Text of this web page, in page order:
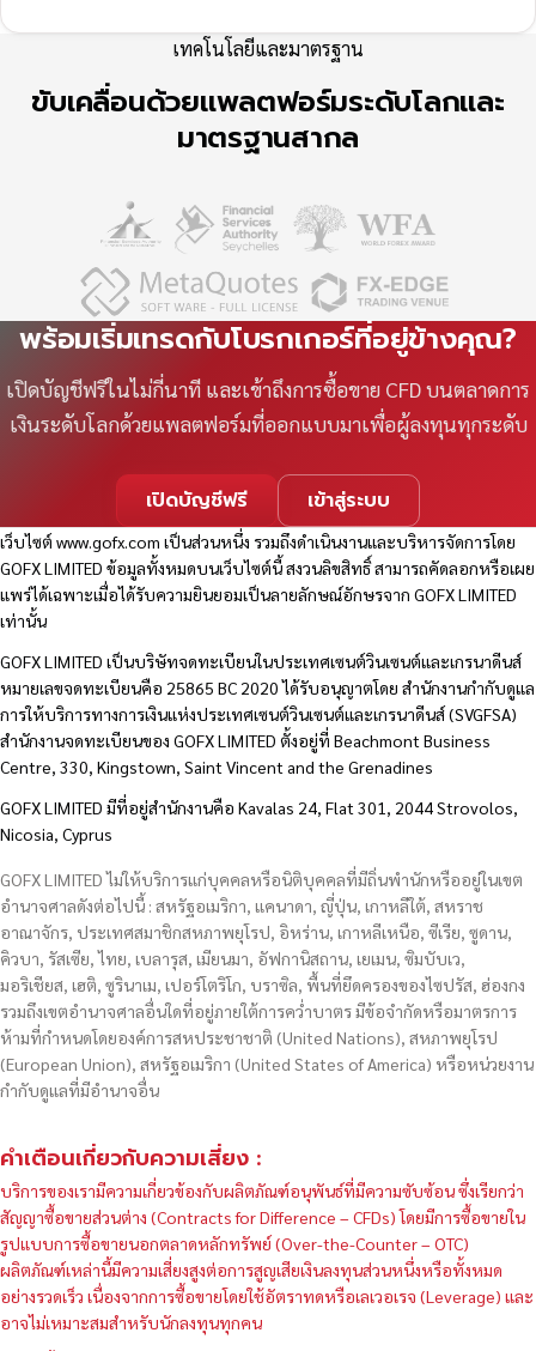
เทคโนโลยีและมาตรฐาน
ขับเคลื่อนด้วยแพลตฟอร์มระดับโลกและ
มาตรฐานสากล
พร้อมเริ่มเทรดกับโบรกเกอร์ที่อยู่ข้างคุณ?
เปิดบัญชีฟรีในไม่กี่นาที และเข้าถึงการซื้อขาย CFD บนตลาดการ
เงินระดับโลกด้วยแพลตฟอร์มที่ออกแบบมาเพื่อผู้ลงทุนทุกระดับ
เปิดบัญชีฟรี เข้าสู่ระบบ
เว็บไซต์www.gofx.com เป็นส่วนหนึ่ง รวมถึงดำเนินงานและบริหารจัดการโดย
GOFX LIMITED ข้อมูลทั้งหมดบนเว็บไซต์นี้ สงวนลิขสิทธิ์ สามารถคัดลอกหรือเผย
แพร่ได้เฉพาะเมื่อได้รับความยินยอมเป็นลายลักษณ์อักษรจาก GOFX LIMITED
เท่านั้น
GOFX LIMITED เป็นบริษัทจดทะเบียนในประเทศเซนต์วินเซนต์และเกรนาดีนส์
หมายเลขจดทะเบียนคือ 25865 BC 2020 ได้รับอนุญาตโดย สำนักงานกำกับดูแล
การให้บริการทางการเงินแห่งประเทศเซนต์วินเซนต์และเกรนาดีนส์ (SVGFSA)
สำนักงานจดทะเบียนของ GOFX LIMITED ตั้งอยู่ที่ Beachmont Business
Centre, 330, Kingstown, Saint Vincent and the Grenadines
GOFX LIMITED มีที่อยู่สำนักงานคือ Kavalas 24, Flat 301, 2044 Strovolos,
Nicosia, Cyprus
GOFX LIMITED ไม่ให้บริการแก่บุคคลหรือนิติบุคคลที่มีถิ่นพำนักหรืออยู่ในเขต
อำนาจศาลดังต่อไปนี้ : สหรัฐอเมริกา, แคนาดา, ญี่ปุ่น, เกาหลีใต้, สหราช
อาณาจักร, ประเทศสมาชิกสหภาพยุโรป, อิหร่าน, เกาหลีเหนือ, ซีเรีย, ซูดาน,
คิวบา, รัสเซีย, ไทย, เบลารุส, เมียนมา, อัฟกานิสถาน, เยเมน, ซิมบับเว,
มอริเชียส, เฮติ, ซูรินาเม, เปอร์โตริโก, บราซิล, พื้นที่ยึดครองของไซปรัส, ฮ่องกง
รวมถึงเขตอำนาจศาลอื่นใดที่อยู่ภายใต้การคว่ำบาตร มีข้อจำกัดหรือมาตรการ
ห้ามที่กำหนดโดยองค์การสหประชาชาติ (United Nations), สหภาพยุโรป
(European Union), สหรัฐอเมริกา (United States of America) หรือหน่วยงาน
กำกับดูแลที่มีอำนาจอื่น
คำเตือนเกี่ยวกับความเสี่ยง :
บริการของเรามีความเกี่ยวข้องกับผลิตภัณฑ์อนุพันธ์ที่มีความซับซ้อน ซึ่งเรียกว่า
สัญญาซื้อขายส่วนต่าง (Contracts for Difference – CFDs) โดยมีการซื้อขายใน
รูปแบบการซื้อขายนอกตลาดหลักทรัพย์ (Over-the-Counter – OTC)
ผลิตภัณฑ์เหล่านี้มีความเสี่ยงสูงต่อการสูญเสียเงินลงทุนส่วนหนึ่งหรือทั้งหมด
อย่างรวดเร็ว เนื่องจากการซื้อขายโดยใช้อัตราทดหรือเลเวอเรจ (Leverage) และ
อาจไม่เหมาะสมสำหรับนักลงทุนทุกคน